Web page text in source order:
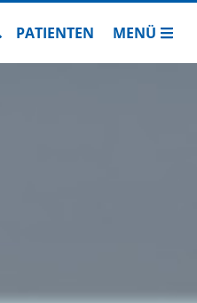
Zur Seitensuche
PATIENTEN MENÜ